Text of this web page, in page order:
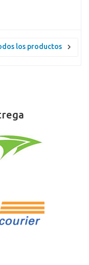
los productos